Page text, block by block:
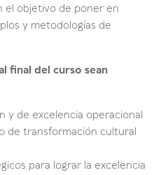
el objetivo de poner en
y metodologías de
final del curso sean
y de excelencia operacional
de transformación cultural
para lograr la excelencia